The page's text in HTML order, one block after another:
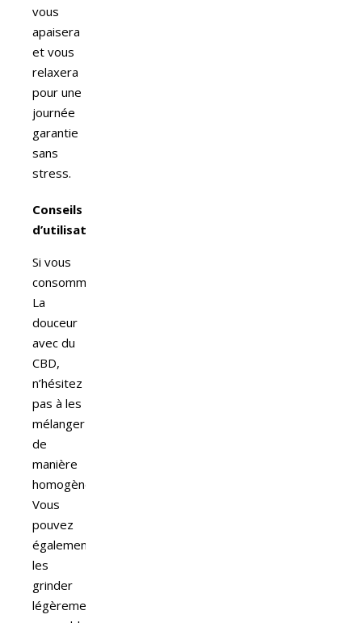
vous
apaisera
et vous
relaxera
pour une
journée
garantie
sans
stress.
Conseils
d’utilisation
Si vous
consommez
La
douceur
avec du
CBD,
n’hésitez
pas à les
mélanger
de
manière
homogène.
Vous
pouvez
également
les
grinder
légèrement